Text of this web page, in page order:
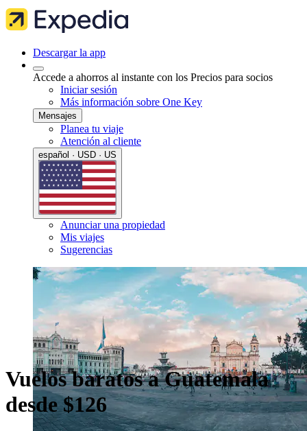
Descargar la app
Accede a ahorros al instante con los Precios para socios
Iniciar sesión
Más información sobre One Key
Mensajes
Planea tu viaje
Atención al cliente
español · USD · US
Anunciar una propiedad
Mis viajes
Sugerencias
Vuelos baratos a Guatemala
desde $126